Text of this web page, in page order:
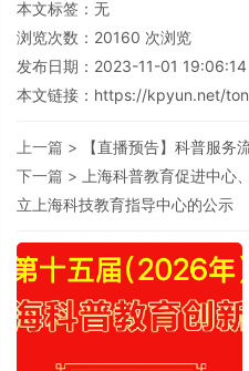
本文标签：无
浏览次数： 20160 次浏览
发布日期：2023-11-01 19:06:14
本文链接： https://kpyun.net/
上一篇 >
【直播预告】科普服务
下一篇 >
上海科普教育促进中心
立上海科技教育指导中心的公示